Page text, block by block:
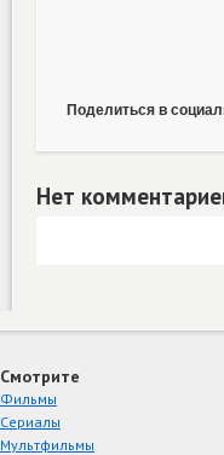
Поделиться в
Нет
Смотрите
Фильмы
Сериалы
Мультфильмы